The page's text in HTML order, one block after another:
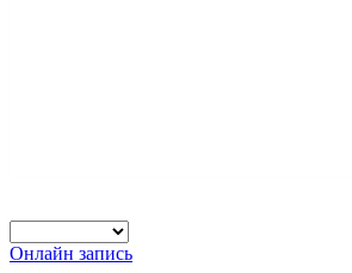
Онлайн запись